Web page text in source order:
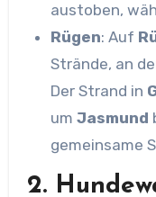
austoben,
Rügen: Auf
Strände, an
Der Strand in
um Jasmund
gemeinsame
2.